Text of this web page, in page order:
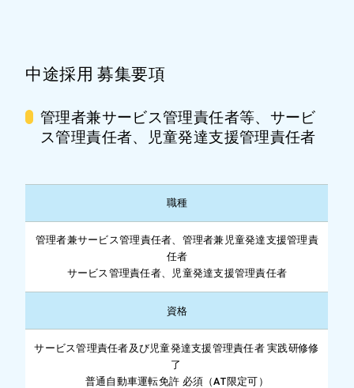
中途採用 募集要項
管理者兼サービス管理責任者等、サービ
ス管理責任者、児童発達支援管理責任者
職種
管理者兼サービス管理責任者、管理者兼児童発達支援管理責
任者
サービス管理責任者、児童発達支援管理責任者
資格
サービス管理責任者及び児童発達支援管理責任者 実践研修修
了
普通自動車運転免許 必須（AT限定可）